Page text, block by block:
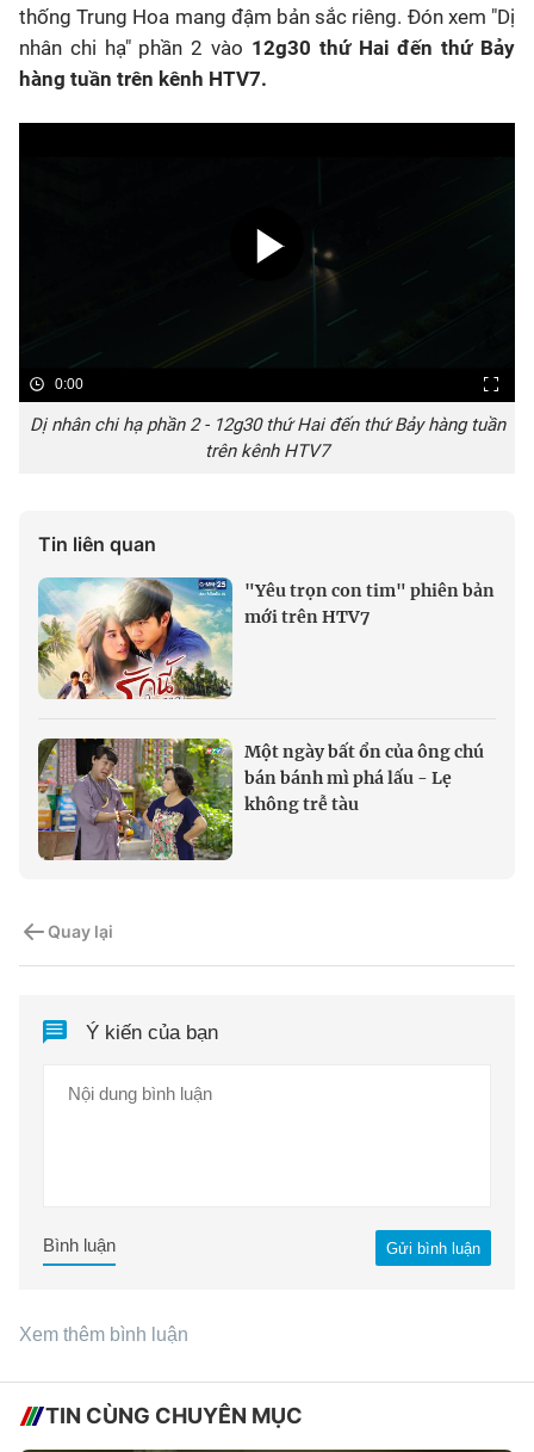
thống Trung Hoa mang đậm bản sắc riêng. Đón xem "Dị
nhân chi hạ" phần 2 vào 12g30 thứ Hai đến thứ Bảy
hàng tuần trên kênh HTV7.
0:00
Dị nhân chi hạ phần 2 - 12g30 thứ Hai đến thứ Bảy hàng tuần
trên kênh HTV7
Tin liên quan
"Yêu trọn con tim" phiên bản
mới trên HTV7
Một ngày bất ổn của ông chú
bán bánh mì phá lấu - Lẹ
không trễ tàu
Quay lại
Ý kiến của bạn
Gửi bình luận
Bình luận
Xem thêm bình luận
TIN CÙNG CHUYÊN MỤC